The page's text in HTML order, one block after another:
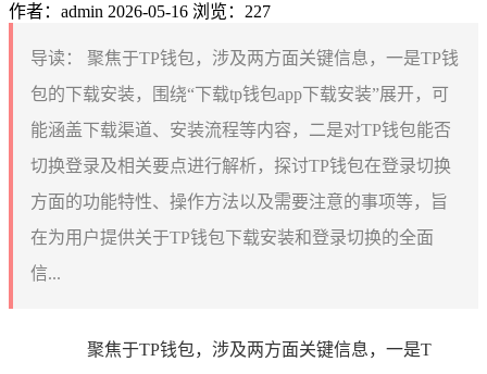
作者：admin 2026-05-16 浏览：227
导读：
聚焦于TP钱包，涉及两方面关键信息，一是TP钱
包的下载安装，围绕“下载tp钱包app下载安装”展开，可
能涵盖下载渠道、安装流程等内容，二是对TP钱包能否
切换登录及相关要点进行解析，探讨TP钱包在登录切换
方面的功能特性、操作方法以及需要注意的事项等，旨
在为用户提供关于TP钱包下载安装和登录切换的全面
信...
聚焦于TP钱包，涉及两方面关键信息，一是T